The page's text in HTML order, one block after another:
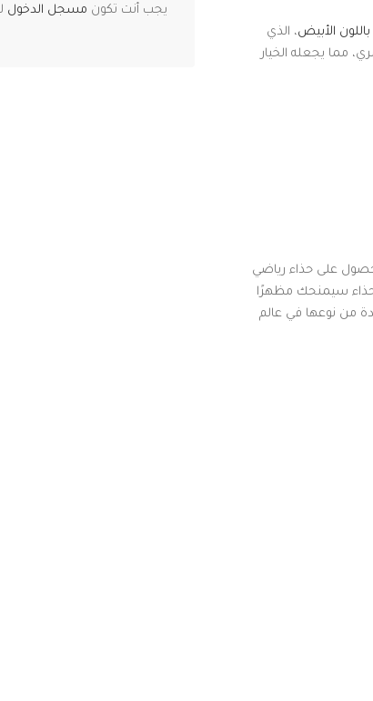
الأبيض، الذي
مما يجعله الخيار
على حذاء رياضي
سيمنحك مظهرًا
من نوعها في عالم
يجب أنت تكون مسجل الدخول